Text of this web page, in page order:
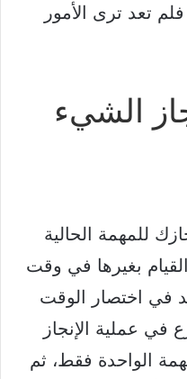
تعد ترى الأمور
الشيء
للمهمة الحالية
بغيرها في وقت
في اختصار الوقت
عملية الإنجاز
الواحدة فقط، ثم